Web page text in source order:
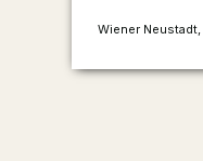
Wiener Neustadt, AT, vor